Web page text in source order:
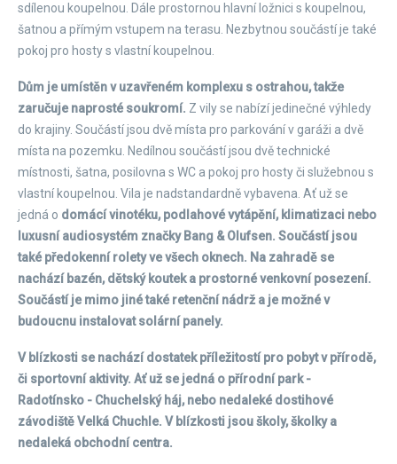
sdílenou koupelnou. Dále prostornou hlavní ložnici s koupelnou,
šatnou a přímým vstupem na terasu. Nezbytnou součástí je také
pokoj pro hosty s vlastní koupelnou.
Dům je umístěn v uzavřeném komplexu s ostrahou, takže
zaručuje naprosté soukromí. Z vily se nabízí jedinečné výhledy
do krajiny. Součástí jsou dvě místa pro parkování v garáži a dvě
místa na pozemku. Nedílnou součástí jsou dvě technické
místnosti, šatna, posilovna s WC a pokoj pro hosty či služebnou s
vlastní koupelnou. Vila je nadstandardně vybavena. Ať už se
jedná o domácí vinotéku, podlahové vytápění, klimatizaci nebo
luxusní audiosystém značky Bang & Olufsen. Součástí jsou
také předokenní rolety ve všech oknech. Na zahradě se
nachází bazén, dětský koutek a prostorné venkovní posezení.
Součástí je mimo jiné také retenční nádrž a je možné v
budoucnu instalovat solární panely.
V blízkosti se nachází dostatek příležitostí pro pobyt v přírodě,
či sportovní aktivity. Ať už se jedná o přírodní park -
Radotínsko - Chuchelský háj, nebo nedaleké dostihové
závodiště Velká Chuchle. V blízkosti jsou školy, školky a
nedaleká obchodní centra.